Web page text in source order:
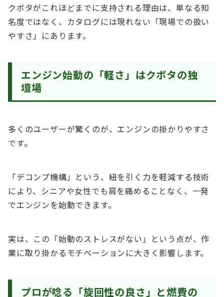
クボタがこれほどまでに支持される理由は、単なる知
名度ではなく、カタログには現れない「現場での扱い
やすさ」にあります。
エンジン始動の「軽さ」はクボタの独
壇場
多くのユーザーが驚くのが、エンジンの掛かりやすさ
です。
「デコンプ機構」という、紐を引く力を軽減する技術
により、シニアや女性でも肩を痛めることなく、一発
でエンジンを始動できます。
実は、この「始動のストレスがない」という点が、作
業に取り掛かるモチベーションに大きく影響します。
プロが唸る「旋回性の良さ」と燃費の